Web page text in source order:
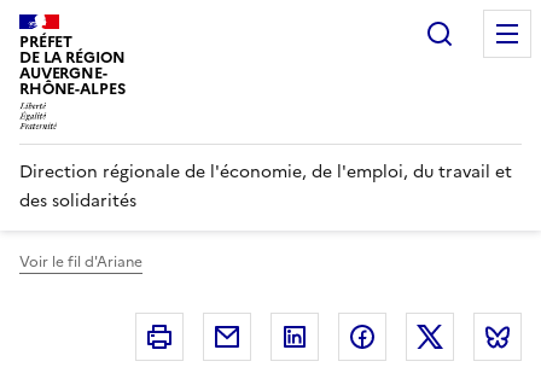
Panneau de gestion des cookies
PRÉFET
DE LA RÉGION
AUVERGNE-
RHÔNE-ALPES
Direction régionale de l'économie, de l'emploi, du travail et
des solidarités
Voir le fil d'Ariane
Imprimer Courriel Linkedin FacebookTwitter